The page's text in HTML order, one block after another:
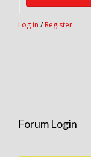
Log in / Register
Forum Login